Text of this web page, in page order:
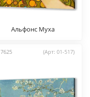
Альфонс Муха
7625 (Арт: 01-517)